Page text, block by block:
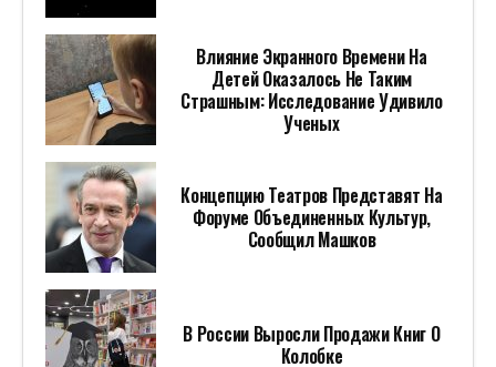
Влияние Экранного Времени На
Детей Оказалось Не Таким
Страшным: Исследование Удивило
Ученых
Концепцию Театров Представят На
Форуме Объединенных Культур,
Сообщил Машков
В России Выросли Продажи Книг О
Колобке